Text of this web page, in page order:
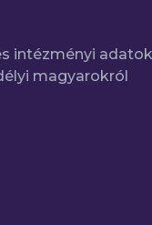
intézményi
magyarokról